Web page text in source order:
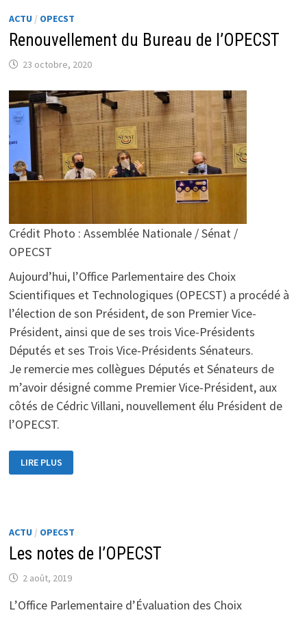
POUR
DÉCARBONATION
DE
L’ÉCONOMIE
ACTU / OPECST
Renouvellement du Bureau de l’OPECST
23 octobre, 2020
Crédit Photo : Assemblée Nationale / Sénat /
OPECST
Aujourd’hui, l’Office Parlementaire des Choix
Scientifiques et Technologiques (OPECST) a procédé à
l’élection de son Président, de son Premier Vice-
Président, ainsi que de ses trois Vice-Présidents
Députés et ses Trois Vice-Présidents Sénateurs.
Je remercie mes collègues Députés et Sénateurs de
m’avoir désigné comme Premier Vice-Président, aux
côtés de Cédric Villani, nouvellement élu Président de
l’OPECST.
DU
BUREAU
LIRE PLUS
ACTU / OPECST
Les notes de l’OPECST
2 août, 2019
L’Office Parlementaire d’Évaluation des Choix